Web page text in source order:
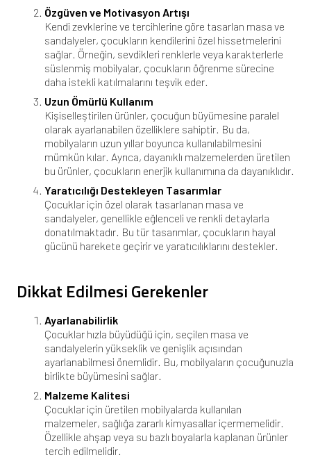
Özgüven ve Motivasyon Artışı
Kendi zevklerine ve tercihlerine göre tasarlan masa ve
sandalyeler, çocukların kendilerini özel hissetmelerini
sağlar. Örneğin, sevdikleri renklerle veya karakterlerle
süslenmiş mobilyalar, çocukların öğrenme sürecine
daha istekli katılmalarını teşvik eder.
Uzun Ömürlü Kullanım
Kişiselleştirilen ürünler, çocuğun büyümesine paralel
olarak ayarlanabilen özelliklere sahiptir. Bu da,
mobilyaların uzun yıllar boyunca kullanılabilmesini
mümkün kılar. Ayrıca, dayanıklı malzemelerden üretilen
bu ürünler, çocukların enerjik kullanımına da dayanıklıdır.
Yaratıcılığı Destekleyen Tasarımlar
Çocuklar için özel olarak tasarlanan masa ve
sandalyeler, genellikle eğlenceli ve renkli detaylarla
donatılmaktadır. Bu tür tasarımlar, çocukların hayal
gücünü harekete geçirir ve yaratıcılıklarını destekler.
Dikkat Edilmesi Gerekenler
Ayarlanabilirlik
Çocuklar hızla büyüdüğü için, seçilen masa ve
sandalyelerin yükseklik ve genişlik açısından
ayarlanabilmesi önemlidir. Bu, mobilyaların çocuğunuzla
birlikte büyümesini sağlar.
Malzeme Kalitesi
Çocuklar için üretilen mobilyalarda kullanılan
malzemeler, sağlığa zararlı kimyasallar içermemelidir.
Özellikle ahşap veya su bazlı boyalarla kaplanan ürünler
tercih edilmelidir.